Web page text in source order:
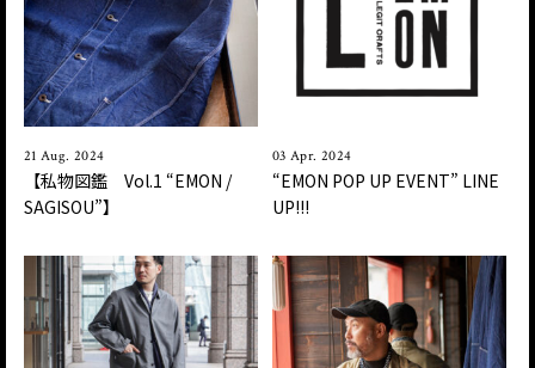
21 Aug. 2024
【私物図鑑 Vol.1 “EMON /
SAGISOU”】
03 Apr. 2024
“EMON POP UP EVENT” LINE
UP!!!